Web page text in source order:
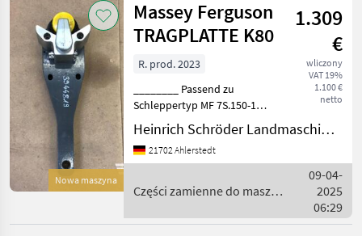
New Holland
Fendt
Same
wszystkie
21
Oferty
Ogłoszenia
Nowa maszyna
Massey Ferguson
TRAGPLATTE K80
1.309
€
wliczony
VAT 19%
1.100 €
netto
R. prod. 2023
________ Passend zu
Schleppertyp MF 7S.150-180
Dyna 6, Schaumstoffring,
Abdeckkappe,
Befestigungsbolzen,
zamienne do maszyn
rolniczych Cz
Heinrich Schröder Landmaschinen KG Ahlerstedt
21702 Ahlerstedt
Części zamienne do maszyn
Ferguson
09-04-
2025
06:29